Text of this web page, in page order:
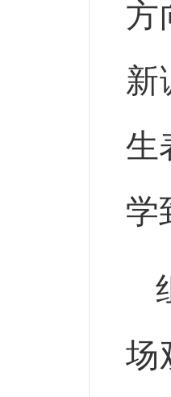
方
新
生
学
场